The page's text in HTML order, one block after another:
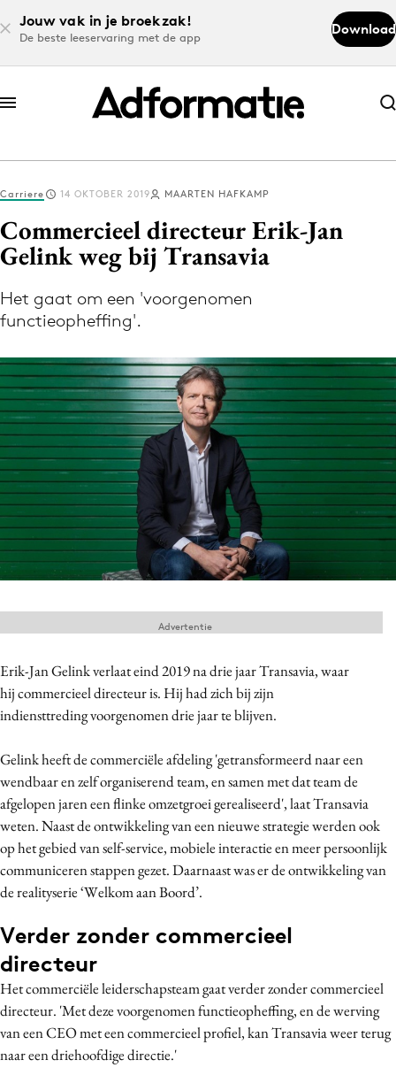
Jouw vak in je broekzak!
De beste leeservaring met de app
Download
Abonneer nu
Abonneer nu
Log in
Download de app
Volg het laatste nieuws via de Adformatie
Menu
Home
9 sept: GenAI-training
12 nov: MarketingLive!
Adverteren
Events
Opleidingen
Vacatures
Academy
Partners
Topics
Artificial Intelligence
Bureaus
Campagnes
Carriere
Contentmarketing
Customer Experience
Data & Insights
Design
Digital transformation
Diversiteit
Carriere 14 OKTOBER 2019 MAARTEN HAFKAMP
Commercieel directeur Erik-Jan
Gelink weg bij Transavia
Het gaat om een 'voorgenomen
functieopheffing'.
Erik-Jan Gelink verlaat eind 2019 na drie jaar Transavia, waar
hij commercieel directeur is. Hij had zich bij zijn
indiensttreding voorgenomen drie jaar te blijven.
Gelink heeft de commerciële afdeling 'getransformeerd naar een
wendbaar en zelf organiserend team, en samen met dat team de
afgelopen jaren een flinke omzetgroei gerealiseerd', laat Transavia
weten. Naast de ontwikkeling van een nieuwe strategie werden ook
op het gebied van self-service, mobiele interactie en meer persoonlijk
communiceren stappen gezet. Daarnaast was er de ontwikkeling van
de realityserie ‘Welkom aan Boord’.
Verder zonder commercieel
directeur
Het commerciële leiderschapsteam gaat verder zonder commercieel
directeur. 'Met deze voorgenomen functieopheffing, en de werving
van een CEO met een commercieel profiel, kan Transavia weer terug
naar een driehoofdige directie.'
Advertentie